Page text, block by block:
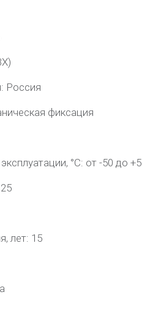
Россия
фиксация
°C: от -50 до
лет: 15